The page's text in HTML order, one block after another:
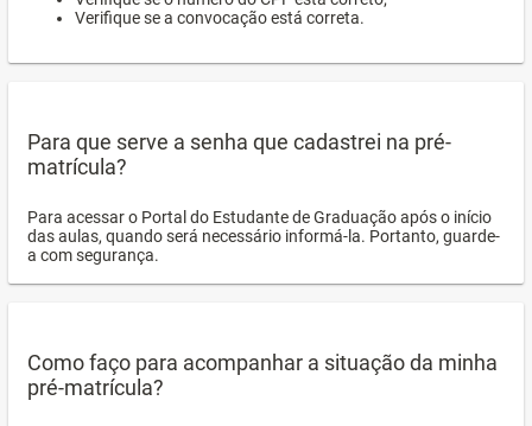
Verifique se a convocação está correta.
Para que serve a senha que cadastrei na pré-
matrícula?
Para acessar o Portal do Estudante de Graduação após o início
das aulas, quando será necessário informá-la. Portanto, guarde-
a com segurança.
Como faço para acompanhar a situação da minha
pré-matrícula?